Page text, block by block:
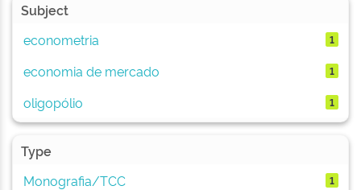
Subject
econometria
1
economia de mercado 1
oligopólio 1
Type
Monografia/TCC
1